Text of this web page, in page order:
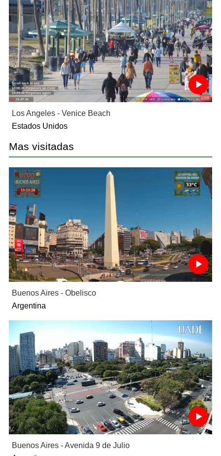
Los Angeles - Venice Beach
Estados Unidos
Mas visitadas
Buenos Aires - Obelisco
Argentina
Buenos Aires - Avenida 9 de Julio